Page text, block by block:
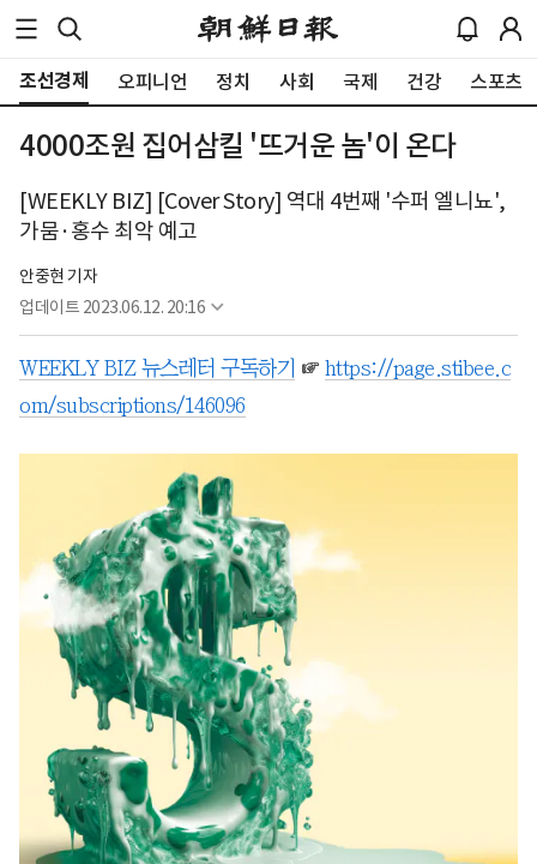
조선경제 오피니언 정치 사회 국제 건강 스포츠
4000조원 집어삼킬 '뜨거운 놈'이 온다
[WEEKLY BIZ] [Cover Story] 역대 4번째 '수퍼 엘니뇨',
가뭄·홍수 최악 예고
안중현 기자
업데이트 2023.06.12. 20:16
WEEKLY BIZ 뉴스레터 구독하기 ☞ https://page.stibee.c
om/subscriptions/146096